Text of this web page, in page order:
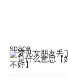
space